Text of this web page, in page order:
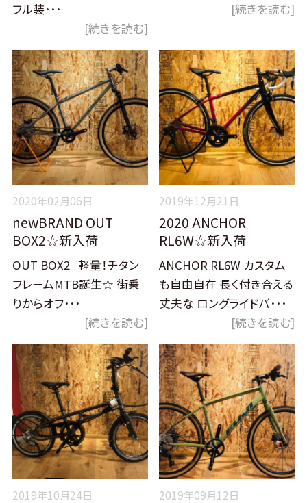
フル装･･･
[続きを読む]
[続きを読む]
2020年02月06日
newBRAND OUT
BOX2☆新入荷
OUT BOX2 軽量！チタン
フレームMTB誕生☆ 街乗
りからオフ･･･
[続きを読む]
2019年12月21日
2020 ANCHOR
RL6W☆新入荷
ANCHOR RL6W カスタム
も自由自在 長く付き合える
丈夫な ロングライドバ･･･
[続きを読む]
2019年10月24日 2019年09月12日